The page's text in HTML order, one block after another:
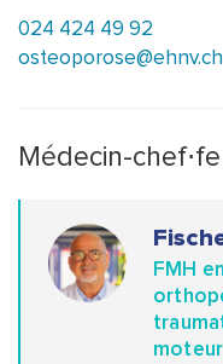
024 424 49 92
osteoporose@ehnv.ch
Médecin-
FMH
moteur